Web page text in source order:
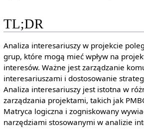
TL;DR
Analiza interesariuszy w projekcie
grup, które mogą mieć wpływ na
interesów. Ważne jest zarządzanie
interesariuszami i dostosowanie
Analiza interesariuszy jest istotna w
zarządzania projektami, takich jak
Matryca logiczna i zogniskowany
narzędziami stosowanymi w analizie